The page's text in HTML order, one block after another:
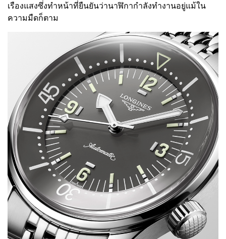
เรืองแสงซึ่งทำหน้าที่ยืนยันว่านาฬิกากำลังทำงานอยู่แม้ใน
ความมืดก็ตาม